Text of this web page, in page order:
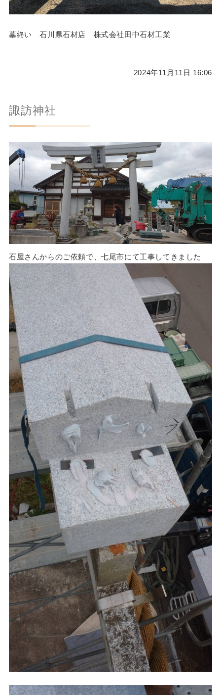
墓終い 石川県石材店 株式会社田中石材工業
2024年11月11日 16:06
諏訪神社
石屋さんからのご依頼で、七尾市にて工事してきました